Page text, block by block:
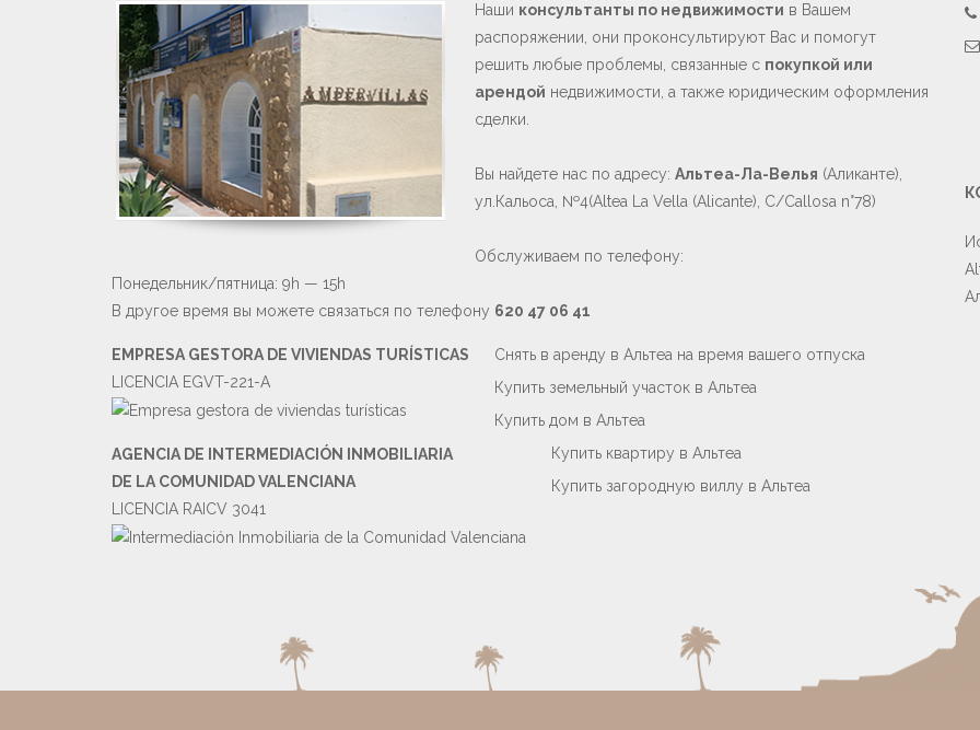
Наши консультанты по недвижимости в Вашем
распоряжении, они проконсультируют Вас и помогут
решить любые проблемы, связанные с покупкой или
арендой недвижимости, а также юридическим оформления
сделки.
Вы найдете нас по адресу: Альтеа-Ла-Велья (Аликанте),
ул.Кальоса, №4(Altea La Vella (Alicante), C/Callosa n°78)
Обслуживаем по телефону:
Понедельник/пятница: 9h — 15h
В другое время вы можете связаться по телефону 620 47 06 41
EMPRESA GESTORA DE VIVIENDAS TURÍSTICAS
LICENCIA EGVT-221-A
AGENCIA DE INTERMEDIACIÓN INMOBILIARIA
DE LA COMUNIDAD VALENCIANA
LICENCIA RAICV 3041
Снять в аренду в Альтеа на время вашего отпуска
Купить земельный участок в Альтеа
Купить дом в Альтеа
Купить квартиру в Альтеа
Купить загородную виллу в Альтеа